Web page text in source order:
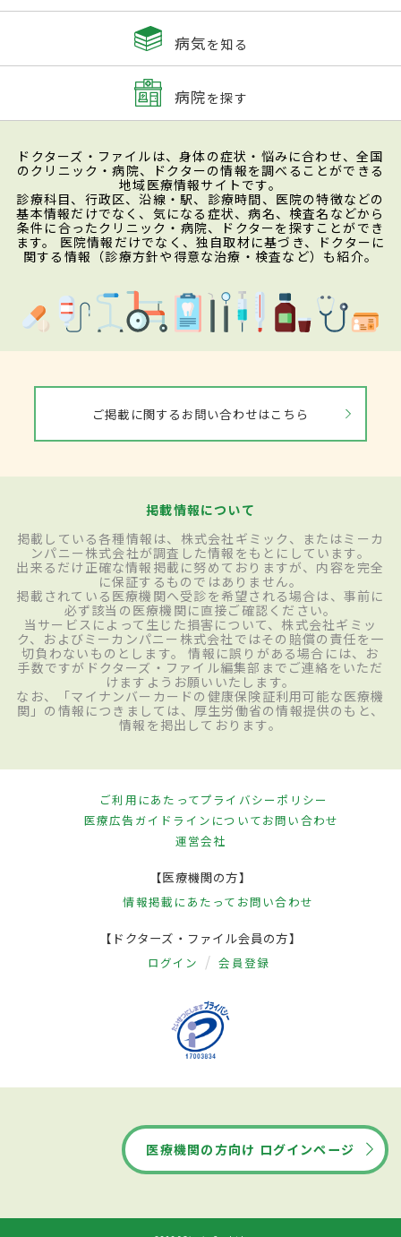
病気を知る
病院を探す
ドクターズ・ファイルは、身体の症状・悩みに合わせ、全国
のクリニック・病院、ドクターの情報を調べることができる
地域医療情報サイトです。
診療科目、行政区、沿線・駅、診療時間、医院の特徴などの
基本情報だけでなく、気になる症状、病名、検査名などから
条件に合ったクリニック・病院、ドクターを探すことができ
ます。 医院情報だけでなく、独自取材に基づき、ドクターに
関する情報（診療方針や得意な治療・検査など）も紹介。
ご掲載に関するお問い合わせはこちら
掲載情報について
掲載している各種情報は、株式会社ギミック、またはミーカ
ンパニー株式会社が調査した情報をもとにしています。
出来るだけ正確な情報掲載に努めておりますが、内容を完全
に保証するものではありません。
掲載されている医療機関へ受診を希望される場合は、事前に
必ず該当の医療機関に直接ご確認ください。
当サービスによって生じた損害について、株式会社ギミッ
ク、およびミーカンパニー株式会社ではその賠償の責任を一
切負わないものとします。 情報に誤りがある場合には、お
手数ですがドクターズ・ファイル編集部までご連絡をいただ
けますようお願いいたします。
なお、「マイナンバーカードの健康保険証利用可能な医療機
関」の情報につきましては、厚生労働省の情報提供のもと、
情報を掲出しております。
ご利用にあたってプライバシーポリシー
医療広告ガイドラインについてお問い合わせ
運営会社
【医療機関の方】
情報掲載にあたって お問い合わせ
【ドクターズ・ファイル会員の方】
ログイン 会員登録
医療機関の方向け ログインページ